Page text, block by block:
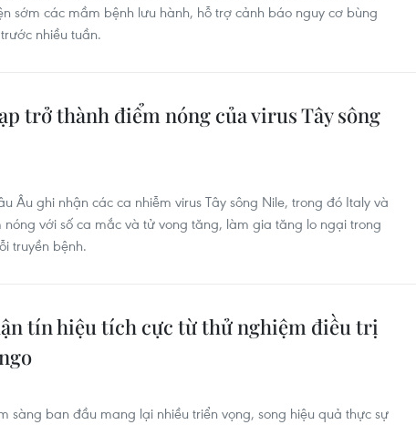
sớm các mầm bệnh lưu hành, hỗ trợ cảnh báo nguy cơ bùng
nhiều tuần.
trở thành điểm nóng của virus Tây sông
Âu ghi nhận các ca nhiễm virus Tây sông Nile, trong đó Italy và
nóng với số ca mắc và tử vong tăng, làm gia tăng lo ngại trong
truyền bệnh.
tín hiệu tích cực từ thử nghiệm điều trị
sàng ban đầu mang lại nhiều triển vọng, song hiệu quả thực sự